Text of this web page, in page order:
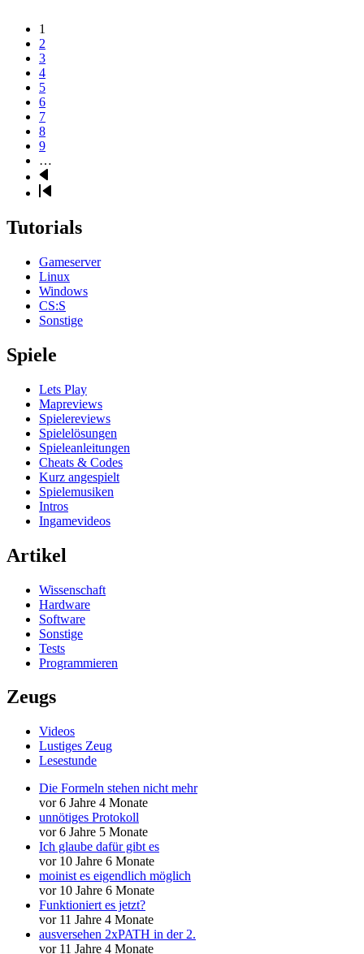
Seitennummerierung
Seite
1
Seite
2
Seite
3
Seite
4
Seite
5
Seite
6
Seite
7
Seite
8
Seite
9
…
Nächste
Seite
Letzte
Tutorials
Gameserver
Linux
Windows
CS:S
Sonstige
Spiele
Lets Play
Mapreviews
Spielereviews
Spielelösungen
Spieleanleitungen
Cheats & Codes
Kurz angespielt
Spielemusiken
Intros
Ingamevideos
Artikel
Wissenschaft
Hardware
Software
Sonstige
Tests
Programmieren
Zeugs
Videos
Lustiges Zeug
Lesestunde
Die Formeln stehen nicht mehr
vor 6 Jahre 4 Monate
unnötiges Protokoll
vor 6 Jahre 5 Monate
Ich glaube dafür gibt es
vor 10 Jahre 6 Monate
moinist es eigendlich möglich
vor 10 Jahre 6 Monate
Funktioniert es jetzt?
vor 11 Jahre 4 Monate
ausversehen 2xPATH in der 2.
vor 11 Jahre 4 Monate